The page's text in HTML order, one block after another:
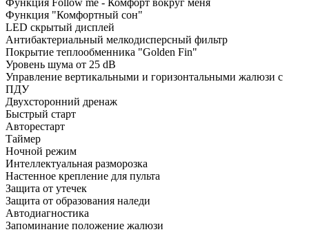
Функция "Комфортный сон"
LED скрытый дисплей
Антибактериальный мелкодисперсный фильтр
Покрытие теплообменника "Golden Fin"
Уровень шума от 25 dB
Управление вертикальными и горизонтальными жалюзи с
ПДУ
Двухсторонний дренаж
Быстрый старт
Авторестарт
Таймер
Ночной режим
Интеллектуальная разморозка
Настенное крепление для пульта
Защита от утечек
Защита от образования наледи
Автодиагностика
Запоминание положение жалюзи